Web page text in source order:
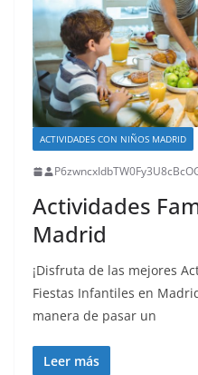
ACTIVIDADES CON NIÑOS MADRID
Actividades
Madrid
¡Disfruta de las mejores
Fiestas Infantiles en
manera de pasar un
Leer más